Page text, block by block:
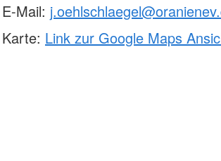
E-Mail:
Karte: Link zur Google Maps